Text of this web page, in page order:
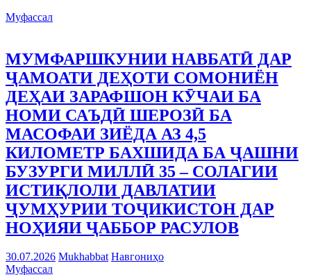
Муфассал
МУМФАРШКУНИИ НАВБАТӢ ДАР
ҶАМОАТИ ДЕҲОТИ СОМОНИЁН
ДЕҲАИ ЗАРАФШОН КӮЧАИ БА
НОМИ САЪДӢ ШЕРОЗӢ БА
МАСОФАИ ЗИЁДА АЗ 4,5
КИЛОМЕТР БАХШИДА БА ҶАШНИ
БУЗУРГИ МИЛЛӢ 35 – СОЛАГИИ
ИСТИҚЛОЛИ ДАВЛАТИИ
ҶУМҲУРИИ ТОҶИКИСТОН ДАР
НОҲИЯИ ҶАББОР РАСУЛОВ
30.07.2026 Mukhabbat Навгониҳо
Муфассал